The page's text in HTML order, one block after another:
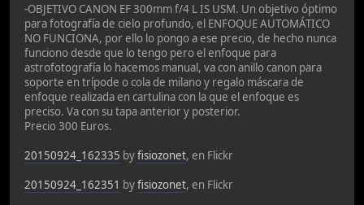
-OBJETIVO CANON EF 300mm f/4 L IS USM. Un objetivo óptimo
para fotografía de cielo profundo, el ENFOQUE AUTOMÁTICO
NO FUNCIONA, por ello lo pongo a ese precio, de hecho nunca
funciono desde que lo tengo pero el enfoque para
astrofotografía lo hacemos manual, va con anillo canon para
soporte en trípode o cola de milano y regalo máscara de
enfoque realizada en cartulina con la que el enfoque es
preciso. Va con su tapa anterior y posterior.
Precio 300 Euros.
20150924_162335 byfisiozonet, en Flickr
20150924_162351 byfisiozonet, en Flickr